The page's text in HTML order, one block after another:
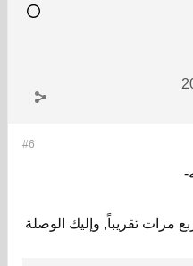
#6
مرات تقريباً, وإليك الوصلة